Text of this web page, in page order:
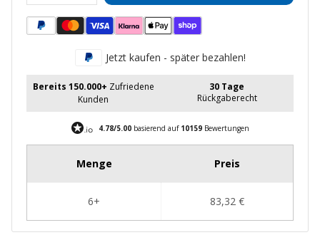
verringern erhöhen
Jetzt kaufen - später bezahlen!
Bereits 150.000+ Zufriedene
Kunden
30 Tage
Rückgaberecht
4.78/5.00basierend auf 10159Bewertungen